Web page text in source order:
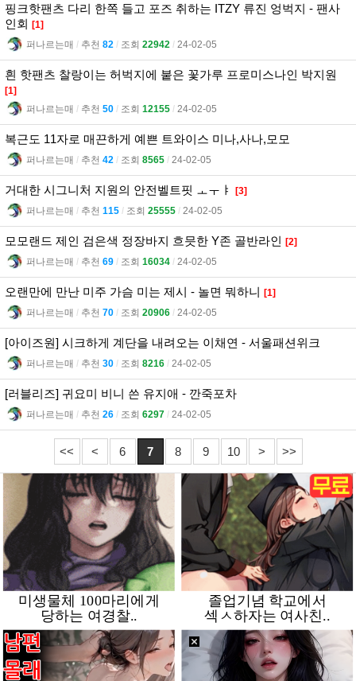
핑크핫팬츠 다리 한쪽 들고 포즈 취하는 ITZY 류진 엉벅지 - 팬사
인회 [1]
퍼나르는매 l 추천 82 l 조회 22942 l 24-02-05
흰 핫팬츠 찰랑이는 허벅지에 붙은 꽃가루 프로미스나인 박지원
[1]
퍼나르는매 l 추천 50 l 조회 12155 l 24-02-05
복근도 11자로 매끈하게 예쁜 트와이스 미나,사나,모모
퍼나르는매 l 추천 42 l 조회 8565 l 24-02-05
거대한 시그니처 지원의 안전벨트핏 ㅗㅜㅑ
[3]
퍼나르는매 l 추천 115 l 조회 25555 l 24-02-05
모모랜드 제인 검은색 정장바지 흐믓한 Y존 골반라인 [2]
퍼나르는매 l 추천 69 l 조회 16034 l 24-02-05
오랜만에 만난 미주 가슴 미는 제시 - 놀면 뭐하니 [1]
퍼나르는매 l 추천 70 l 조회 20906 l 24-02-05
[아이즈원] 시크하게 계단을 내려오는 이채연 - 서울패션위크
퍼나르는매 l 추천 30 l 조회 8216 l 24-02-05
[러블리즈] 귀요미 비니 쓴 유지애 - 깐죽포차
퍼나르는매 l 추천 26 l 조회 6297 l 24-02-05
<< < 6 7 8 9 10 > >>